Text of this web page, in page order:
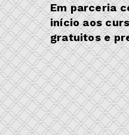
Em parceria
início aos
gratuitos e